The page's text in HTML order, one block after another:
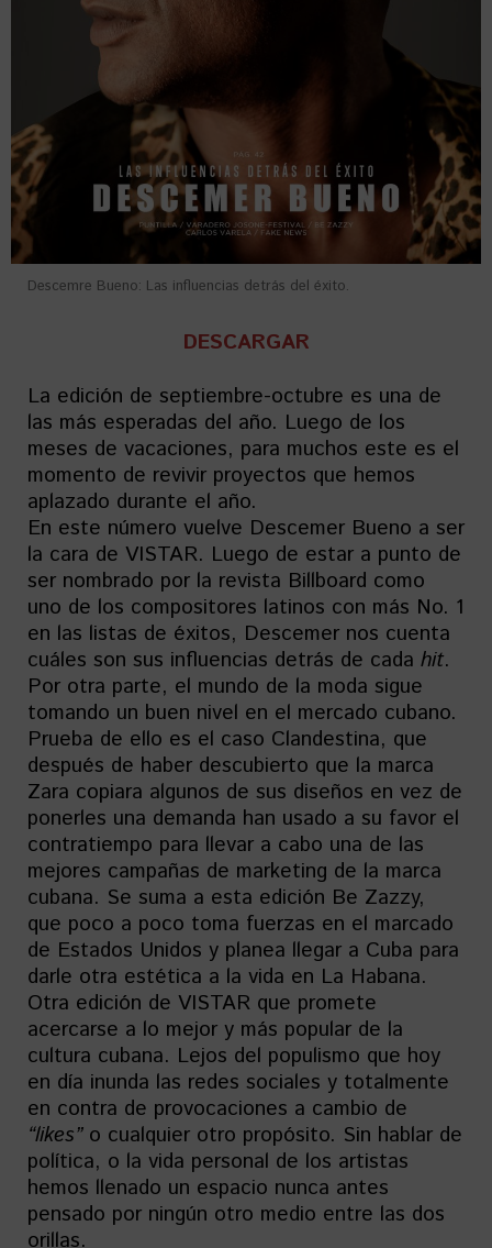
Descemre Bueno: Las influencias detrás del éxito.
DESCARGAR
La edición de septiembre-octubre es una de
las más esperadas del año. Luego de los
meses de vacaciones, para muchos este es el
momento de revivir proyectos que hemos
aplazado durante el año.
En este número vuelve Descemer Bueno a ser
la cara de VISTAR. Luego de estar a punto de
ser nombrado por la revista Billboard como
uno de los compositores latinos con más No. 1
en las listas de éxitos, Descemer nos cuenta
cuáles son sus influencias detrás de cada hit.
Por otra parte, el mundo de la moda sigue
tomando un buen nivel en el mercado cubano.
Prueba de ello es el caso Clandestina, que
después de haber descubierto que la marca
Zara copiara algunos de sus diseños en vez de
ponerles una demanda han usado a su favor el
contratiempo para llevar a cabo una de las
mejores campañas de marketing de la marca
cubana. Se suma a esta edición Be Zazzy,
que poco a poco toma fuerzas en el marcado
de Estados Unidos y planea llegar a Cuba para
darle otra estética a la vida en La Habana.
Otra edición de VISTAR que promete
acercarse a lo mejor y más popular de la
cultura cubana. Lejos del populismo que hoy
en día inunda las redes sociales y totalmente
en contra de provocaciones a cambio de
“likes”o cualquier otro propósito. Sin hablar de
política, o la vida personal de los artistas
hemos llenado un espacio nunca antes
pensado por ningún otro medio entre las dos
orillas.